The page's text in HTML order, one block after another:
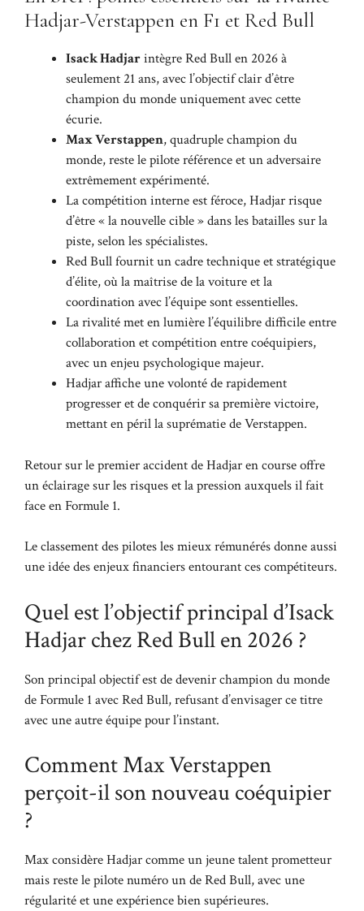
Hadjar-Verstappen en F1 et Red Bull
Isack Hadjarintègre Red Bull en 2026 à
seulement 21 ans, avec l’objectif clair d’être
champion du monde uniquement avec cette
écurie.
Max Verstappen, quadruple champion du
monde, reste le pilote référence et un adversaire
extrêmement expérimenté.
La compétition interne est féroce, Hadjar risque
d’être « la nouvelle cible » dans les batailles sur la
piste, selon les spécialistes.
Red Bull fournit un cadre technique et stratégique
d’élite, où la maîtrise de la voiture et la
coordination avec l’équipe sont essentielles.
La rivalité met en lumière l’équilibre difficile entre
collaboration et compétition entre coéquipiers,
avec un enjeu psychologique majeur.
Hadjar affiche une volonté de rapidement
progresser et de conquérir sa première victoire,
mettant en péril la suprématie de Verstappen.
Retour sur le premier accident de Hadjar en courseoffre
un éclairage sur les risques et la pression auxquels il fait
face en Formule 1.
Le classement des pilotes les mieux rémunérésdonne aussi
une idée des enjeux financiers entourant ces compétiteurs.
Quel est l’objectif principal d’Isack
Hadjar chez Red Bull en 2026 ?
Son principal objectif est de devenir champion du monde
de Formule 1 avec Red Bull, refusant d’envisager ce titre
avec une autre équipe pour l’instant.
Comment Max Verstappen
perçoit-il son nouveau coéquipier
?
Max considère Hadjar comme un jeune talent prometteur
mais reste le pilote numéro un de Red Bull, avec une
régularité et une expérience bien supérieures.